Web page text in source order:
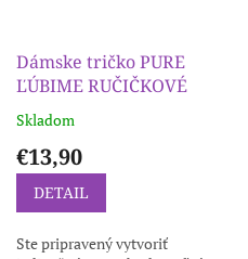
Dámske tričko PURE
ĽÚBIME RUČIČKOVÉ
Skladom
€13,90
DETAIL
Ste pripravený vytvoriť